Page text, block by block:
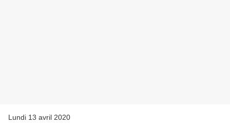
Lundi 13 avril 2020